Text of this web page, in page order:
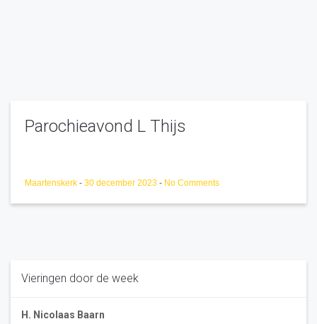
Parochieavond L Thijs
Maartenskerk - 30 december 2023 - No Comments
Vieringen door de week
H. Nicolaas Baarn